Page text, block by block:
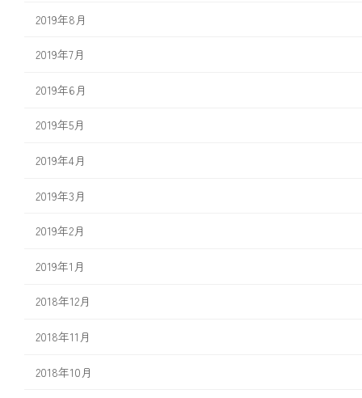
2019年8月
2019年7月
2019年6月
2019年5月
2019年4月
2019年3月
2019年2月
2019年1月
2018年12月
2018年11月
2018年10月